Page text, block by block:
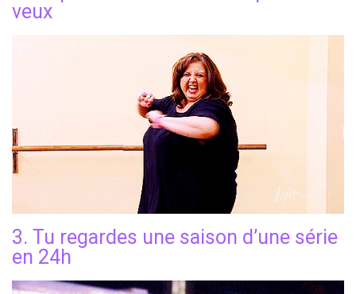
veux
3. Tu regardes une saison d’une série
en 24h